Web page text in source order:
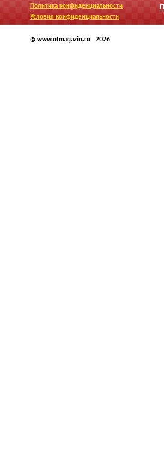
Политика конфиденциальности
Условия конфиденциальности
© www.otmagazin.ru 2026